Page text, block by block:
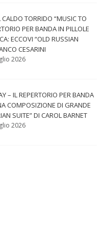
TORRIDO “MUSIC TO
PER BANDA IN PILLOLE
ECCOVI “OLD RUSSIAN
CESARINI
2026
– IL REPERTORIO PER BANDA
COMPOSIZIONE DI GRANDE
SUITE” DI CAROL BARNET
2026